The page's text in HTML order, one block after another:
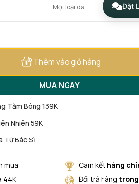
Mọi loại da
Thêm vào giỏ hàng
MUA NGAY
Tăm Bông 139K
Nhiên 59K
Từ Bác Sĩ
mua Cam kết hàng
44K Đổi trả hàng trong
Đặt